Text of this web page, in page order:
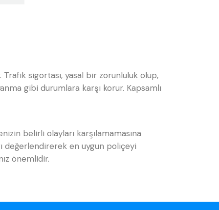
Trafik sigortası, yasal bir zorunluluk olup,
gibi durumlara karşı korur. Kapsamlı
belirli olayları karşılamamasına
değerlendirerek en uygun poliçeyi
önemlidir.